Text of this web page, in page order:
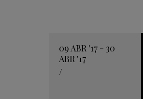
09ABR '17 - 30
ABR '17
/